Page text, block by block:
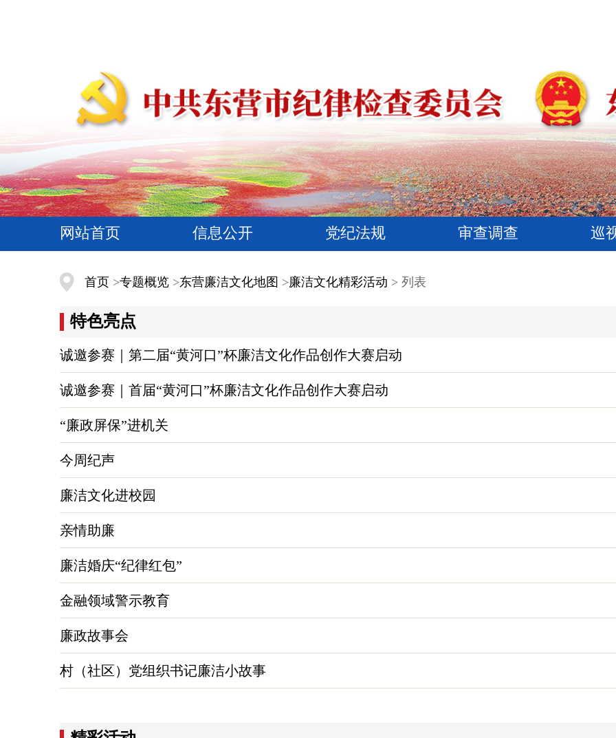
网站首页 信息公开 党纪法规 审查调查 巡
首页 >专题概览 >东营廉洁文化地图 >廉洁文化精彩活动 > 列表
特色亮点
诚邀参赛｜第二届“黄河口”杯廉洁文化作品创作大赛启动
诚邀参赛｜首届“黄河口”杯廉洁文化作品创作大赛启动
“廉政屏保”进机关
今周纪声
廉洁文化进校园
亲情助廉
廉洁婚庆“纪律红包”
金融领域警示教育
廉政故事会
村（社区）党组织书记廉洁小故事